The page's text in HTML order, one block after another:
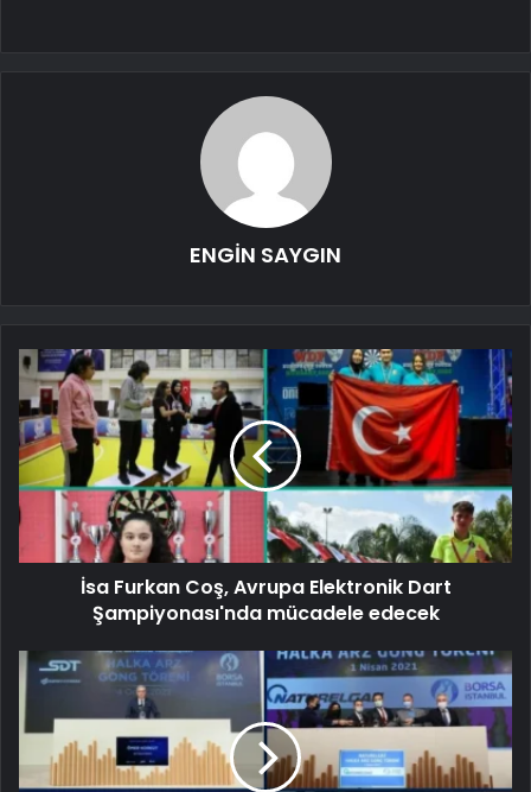
ENGİN SAYGIN
İsa Furkan Coş, Avrupa Elektronik Dart
Şampiyonası'nda mücadele edecek